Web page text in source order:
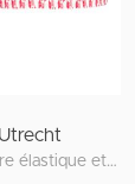
Caleçon large avec ceinture élastique et imprimés uniques inspirés d'Utrecht.